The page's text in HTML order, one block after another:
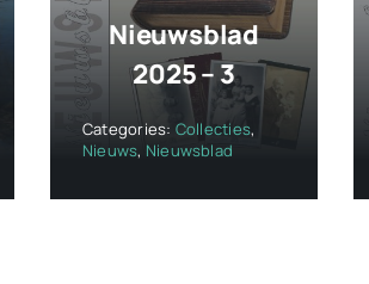
Nieuwsblad
2025 – 3
Categories: Collecties,
Nieuws, Nieuwsblad